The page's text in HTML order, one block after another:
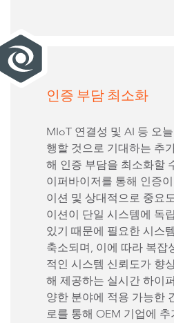
인증 부담 최소화
MIoT 연결성 및 AI 등 오
행할 것으로 기대하는 추
해 인증 부담을 최소화할
이퍼바이저를 통해 인증
이션 및 상대적으로 중요
이션이 단일 시스템에 독
있기 때문에 필요한 시스
축소되며, 이에 따라 복잡
적인 시스템 신뢰도가 향
해 제공하는 실시간 하이
양한 분야에 적용 가능한
로를 통해 OEM 기업에